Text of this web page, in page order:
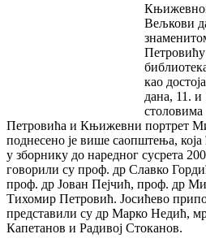
Вељкови
као
дана, 11.
Петровића и Књижевни портрет
поднесено је више саопштења,
у зборнику до наредног сусрета
говорили су проф. др Славко
проф. др Јован Пејчић, проф. др
Тихомир Петровић. Јосићево
представили су др Марко Недић,
Капетанов и Радивој Стоканов.